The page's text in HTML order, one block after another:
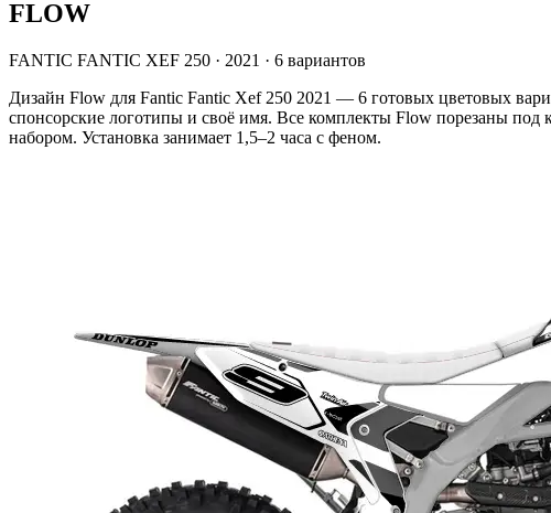
FLOW
FANTIC FANTIC XEF 250 · 2021 · 6 вариантов
Дизайн Flow для Fantic Fantic Xef 250 2021 — 6 готовых цветовых
спонсорские логотипы и своё имя. Все комплекты Flow порезаны
набором. Установка занимает 1,5–2 часа с феном.